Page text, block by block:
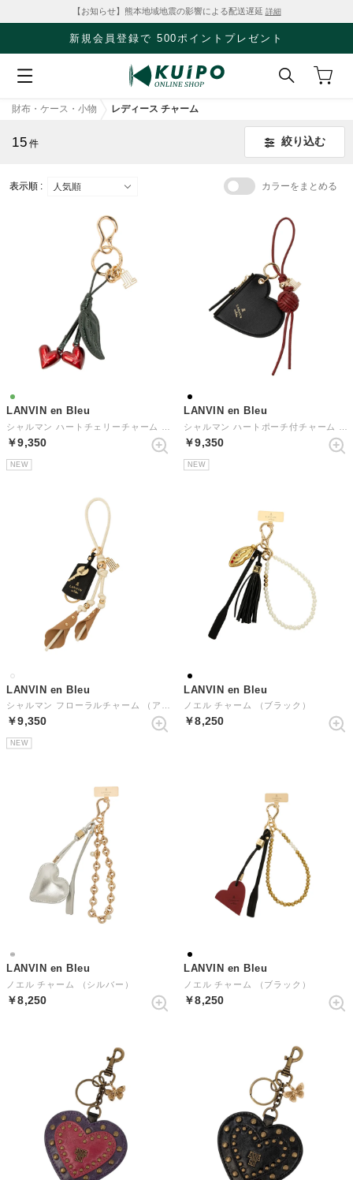
【お知らせ】熊本地域地震の影響による配送遅延 詳細
新規会員登録で 500ポイントプレゼント
財布・ケース・小物 レディース チャーム
15 件 絞り込む
表示順 : カラーをまとめる
LANVIN en Bleu
￥9,350
NEW
LANVIN en Bleu
￥9,350
NEW
LANVIN en Bleu
￥9,350
NEW
LANVIN en Bleu
ノエル チャーム （ブラック）
￥8,250
LANVIN en Bleu
ノエル チャーム （シルバー）
￥8,250
LANVIN en Bleu
ノエル チャーム （ブラック）
￥8,250